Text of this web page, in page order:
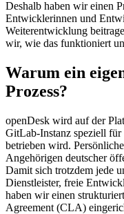
Deshalb haben wir einen
Entwicklerinnen und
Weiterentwicklung
wir, wie das funktioniert
Warum ein
Prozess?
openDesk wird auf der
GitLab-Instanz speziell
betrieben wird.
Angehörigen deutscher
Damit sich trotzdem jede
Dienstleister, freie
haben wir einen
Agreement (CLA)